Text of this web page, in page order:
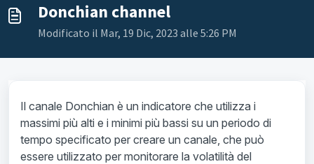
Donchian channel
Modificato il Mar, 19 Dic, 2023 alle 5:26 PM
Il canale Donchian è un indicatore che utilizza i
massimi più alti e i minimi più bassi su un periodo di
tempo specificato per creare un canale, che può
essere utilizzato per monitorare la volatilità del